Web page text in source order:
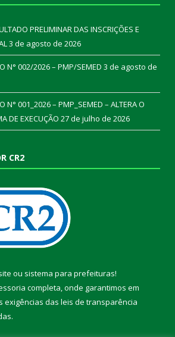
PRELIMINAR DAS INSCRIÇÕES E
3 de agosto de 2026
N° 002/2026 – PMP/SEMED 3 de agosto de
N° 001_2026 – PMP_SEMED – ALTERA O
DE EXECUÇÃO 27 de julho de 2026
CR2
ou sistema para prefeituras!
completa, onde garantimos em
exigências das leis de transparência